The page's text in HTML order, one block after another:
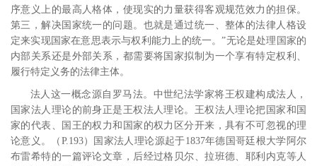
序意义上的最高人格体，使现实的力量获得客观规范效力的担保。
第三，解决国家统一的问题。也就是通过统一、整体的法律人格设
定来实现国家在意思表示与权利能力上的统一。”无论是处理国家的
内部关系还是外部关系，都需要将国家拟制为一个享有特定权利、
履行特定义务的法律主体。
法人这一概念源自罗马法。中世纪法学家将王权建构成法人，
国家法人理论的前身正是王权法人理论。王权法人理论把国家和国
家的代表、国王的权力和国家的权力区分开来，具有不可忽视的理
论意义。
（ P.193）国家法人理论源起于1837年德国哥廷根大学阿尔
布雷希特的一篇评论文章，后经过格贝尔、拉班德、耶利内克等人